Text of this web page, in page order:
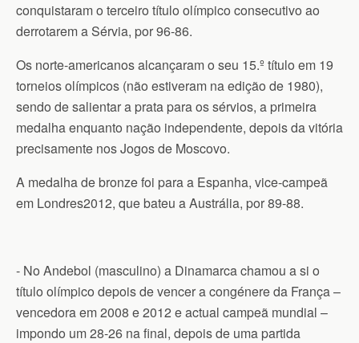
conquistaram o terceiro título olímpico consecutivo ao
derrotarem a Sérvia, por 96-86.
Os norte-americanos alcançaram o seu 15.º título em 19
torneios olímpicos (não estiveram na edição de 1980),
sendo de salientar a prata para os sérvios, a primeira
medalha enquanto nação independente, depois da vitória
precisamente nos Jogos de Moscovo.
A medalha de bronze foi para a Espanha, vice-campeã
em Londres2012, que bateu a Austrália, por 89-88.
- No Andebol (masculino) a Dinamarca chamou a si o
título olímpico depois de vencer a congénere da França –
vencedora em 2008 e 2012 e actual campeã mundial –
impondo um 28-26 na final, depois de uma partida